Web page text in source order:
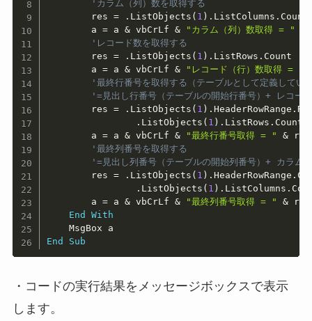
'カラム（列）数を取得する
        res
= . ListObjects ( 1 ) . ListColumns . Count
        a
= a & vbCrLf & "カラム（列）数取得 = "
'レコード数を取得する
        res
= . ListObjects ( 1 ) . ListRows . Count
        a
= a & vbCrLf & "レコード（行）数取得 = "
'最終行番号を取得する（テーブルとして定義してい
'=見出し行番号（テーブルの開始行番号）+ レコー
        res
= . ListObjects ( 1 ) .HeaderRowRange .
. ListObjects ( 1 ) . ListRows . Count
        a
= a & vbCrLf & "最終行番号取得 = " & res
'最終列番号を取得する
'=見出し列番号（テーブルの開始列番号）+ カラム
        res
= . ListObjects ( 1 ) .HeaderRowRange .
. ListObjects ( 1 ) . ListColumns .
        a
= a & vbCrLf & "最終列番号取得 = " & res
End
With
End
Sub
・コードの実行結果をメッセージボックスで表示
します。